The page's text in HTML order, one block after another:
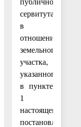
сервитута
в
отношении
земельного
участка,
указанного
в пункте
1
настоящего
постановления,